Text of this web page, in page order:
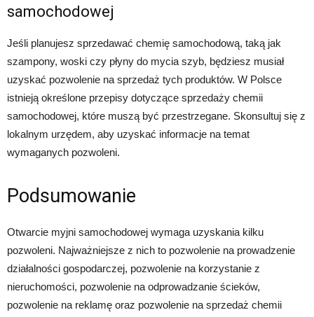
samochodowej
Jeśli planujesz sprzedawać chemię samochodową, taką jak
szampony, woski czy płyny do mycia szyb, będziesz musiał
uzyskać pozwolenie na sprzedaż tych produktów. W Polsce
istnieją określone przepisy dotyczące sprzedaży chemii
samochodowej, które muszą być przestrzegane. Skonsultuj się z
lokalnym urzędem, aby uzyskać informacje na temat
wymaganych pozwoleni.
Podsumowanie
Otwarcie myjni samochodowej wymaga uzyskania kilku
pozwoleni. Najważniejsze z nich to pozwolenie na prowadzenie
działalności gospodarczej, pozwolenie na korzystanie z
nieruchomości, pozwolenie na odprowadzanie ścieków,
pozwolenie na reklamę oraz pozwolenie na sprzedaż chemii